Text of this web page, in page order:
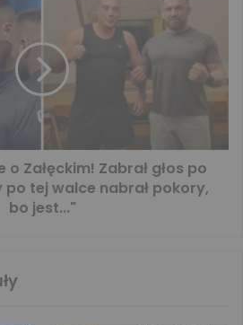
Załęckim! Zabrał głos po
po tej walce nabrał pokory,
bo jest..."